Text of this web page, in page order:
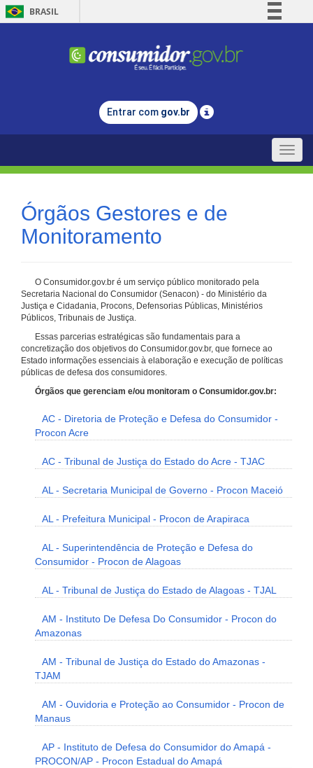
BRASIL
Comunica BR
Legislação
Entrar com gov.br
Toggle
Órgãos Gestores e de
Monitoramento
O Consumidor.gov.br é um serviço público monitorado pela
Secretaria Nacional do Consumidor (Senacon) - do Ministério da
Justiça e Cidadania, Procons, Defensorias Públicas, Ministérios
Públicos, Tribunais de Justiça.
Essas parcerias estratégicas são fundamentais para a
concretização dos objetivos do Consumidor.gov.br, que fornece ao
Estado informações essenciais à elaboração e execução de políticas
públicas de defesa dos consumidores.
Órgãos que gerenciam e/ou monitoram o Consumidor.gov.br:
AC - Diretoria de Proteção e Defesa do Consumidor -
Procon Acre
AC - Tribunal de Justiça do Estado do Acre - TJAC
AL - Secretaria Municipal de Governo - Procon Maceió
AL - Prefeitura Municipal - Procon de Arapiraca
AL - Superintendência de Proteção e Defesa do
Consumidor - Procon de Alagoas
AL - Tribunal de Justiça do Estado de Alagoas - TJAL
AM - Instituto De Defesa Do Consumidor - Procon do
Amazonas
AM - Tribunal de Justiça do Estado do Amazonas -
TJAM
AM - Ouvidoria e Proteção ao Consumidor - Procon de
Manaus
AP - Instituto de Defesa do Consumidor do Amapá -
PROCON/AP - Procon Estadual do Amapá